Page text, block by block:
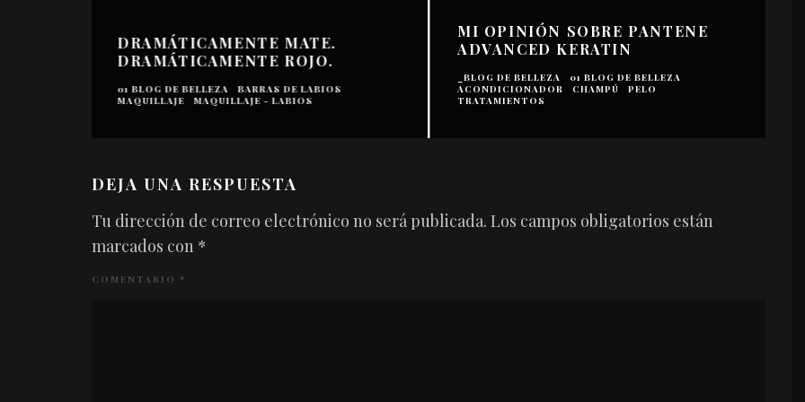
DRAMÁTICAMENTE MATE.
DRAMÁTICAMENTE ROJO.
01 BLOG DE BELLEZA
BARRAS DE LABIOS
MAQUILLAJE
MAQUILLAJE - LABIOS
MI OPINIÓN SOBRE PANTENE
ADVANCED KERATIN
_BLOG DE BELLEZA
01 BLOG DE BELLEZA
ACONDICIONADOR
CHAMPÚ
PELO
TRATAMIENTOS
DEJA UNA RESPUESTA
Tu dirección de correo electrónico no será publicada. Los campos obligatorios están
marcados con *
COMENTARIO *